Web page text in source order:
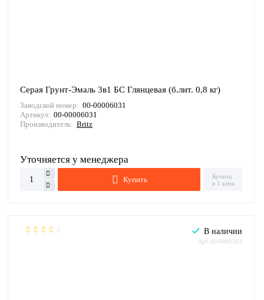
Серая Грунт-Эмаль 3в1 БС Глянцевая (б.лит. 0,8 кг)
Заводской номер: 00-00006031
Артикул: 00-00006031
Производитель: Britz
Уточняется у менеджера
Купить
Купить
в 1 клик
В наличии
Арт: 00-00005914